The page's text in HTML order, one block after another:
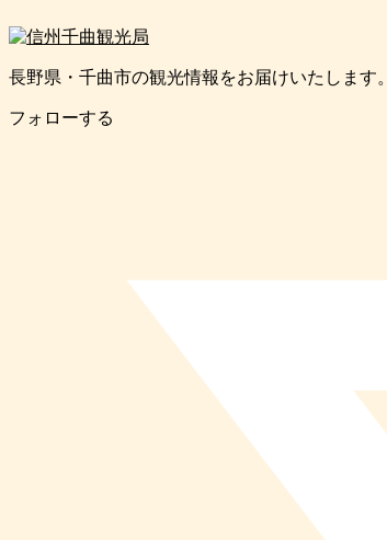
長野県・千曲市の観光情報をお届けいたします。
フォローする